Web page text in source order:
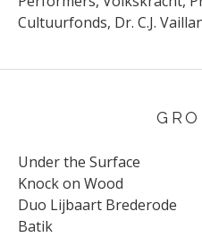
Cultuurfonds, Dr. C.J.
Under the Surface
Knock on Wood
Duo Lijbaart Brederode
Batik